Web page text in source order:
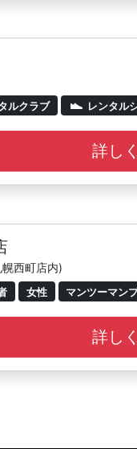
ルクラブ レンタル
詳し
西町店内)
女性 マンツーマン
詳し